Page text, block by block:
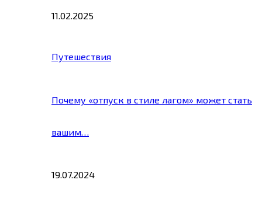
11.02.2025
Путешествия
Почему «отпуск в стиле лагом» может стать
вашим…
19.07.2024